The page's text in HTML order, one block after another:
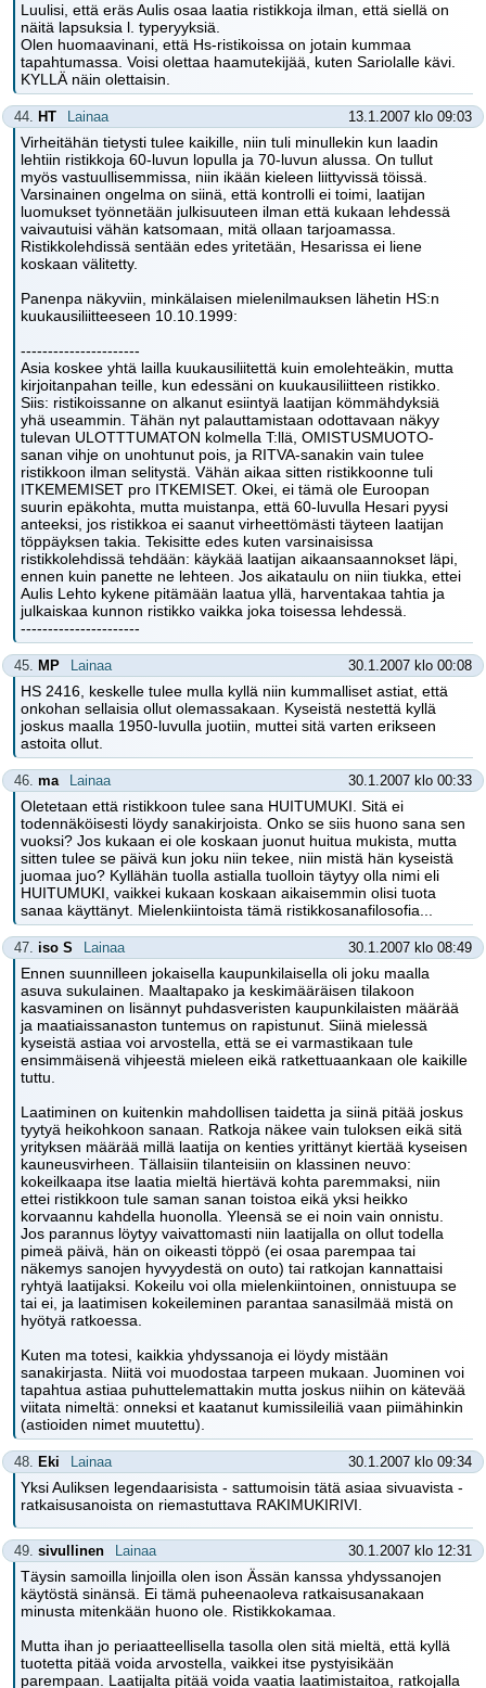
Luulisi, että eräs Aulis osaa laatia ristikkoja ilman, että siellä on
näitä lapsuksia l. typeryyksiä.
Olen huomaavinani, että Hs-ristikoissa on jotain kummaa
tapahtumassa. Voisi olettaa haamutekijää, kuten Sariolalle kävi.
KYLLÄ näin olettaisin.
44. HT Lainaa 13.1.2007 klo 09:03
Virheitähän tietysti tulee kaikille, niin tuli minullekin kun laadin
lehtiin ristikkoja 60-luvun lopulla ja 70-luvun alussa. On tullut
myös vastuullisemmissa, niin ikään kieleen liittyvissä töissä.
Varsinainen ongelma on siinä, että kontrolli ei toimi, laatijan
luomukset työnnetään julkisuuteen ilman että kukaan lehdessä
vaivautuisi vähän katsomaan, mitä ollaan tarjoamassa.
Ristikkolehdissä sentään edes yritetään, Hesarissa ei liene
koskaan välitetty.
Panenpa näkyviin, minkälaisen mielenilmauksen lähetin HS:n
kuukausiliitteeseen 10.10.1999:
----------------------
Asia koskee yhtä lailla kuukausiliitettä kuin emolehteäkin, mutta
kirjoitanpahan teille, kun edessäni on kuukausiliitteen ristikko.
Siis: ristikoissanne on alkanut esiintyä laatijan kömmähdyksiä
yhä useammin. Tähän nyt palauttamistaan odottavaan näkyy
tulevan ULOTTTUMATON kolmella T:llä, OMISTUSMUOTO-
sanan vihje on unohtunut pois, ja RITVA-sanakin vain tulee
ristikkoon ilman selitystä. Vähän aikaa sitten ristikkoonne tuli
ITKEMEMISET pro ITKEMISET. Okei, ei tämä ole Euroopan
suurin epäkohta, mutta muistanpa, että 60-luvulla Hesari pyysi
anteeksi, jos ristikkoa ei saanut virheettömästi täyteen laatijan
töppäyksen takia. Tekisitte edes kuten varsinaisissa
ristikkolehdissä tehdään: käykää laatijan aikaansaannokset läpi,
ennen kuin panette ne lehteen. Jos aikataulu on niin tiukka, ettei
Aulis Lehto kykene pitämään laatua yllä, harventakaa tahtia ja
julkaiskaa kunnon ristikko vaikka joka toisessa lehdessä.
----------------------
45. MP Lainaa 30.1.2007 klo 00:08
HS 2416, keskelle tulee mulla kyllä niin kummalliset astiat, että
onkohan sellaisia ollut olemassakaan. Kyseistä nestettä kyllä
joskus maalla 1950-luvulla juotiin, muttei sitä varten erikseen
astoita ollut.
46. ma Lainaa 30.1.2007 klo 00:33
Oletetaan että ristikkoon tulee sana HUITUMUKI. Sitä ei
todennäköisesti löydy sanakirjoista. Onko se siis huono sana sen
vuoksi? Jos kukaan ei ole koskaan juonut huitua mukista, mutta
sitten tulee se päivä kun joku niin tekee, niin mistä hän kyseistä
juomaa juo? Kyllähän tuolla astialla tuolloin täytyy olla nimi eli
HUITUMUKI, vaikkei kukaan koskaan aikaisemmin olisi tuota
sanaa käyttänyt. Mielenkiintoista tämä ristikkosanafilosofia...
47. iso S Lainaa 30.1.2007 klo 08:49
Ennen suunnilleen jokaisella kaupunkilaisella oli joku maalla
asuva sukulainen. Maaltapako ja keskimääräisen tilakoon
kasvaminen on lisännyt puhdasveristen kaupunkilaisten määrää
ja maatiaissanaston tuntemus on rapistunut. Siinä mielessä
kyseistä astiaa voi arvostella, että se ei varmastikaan tule
ensimmäisenä vihjeestä mieleen eikä ratkettuaankaan ole kaikille
tuttu.
Laatiminen on kuitenkin mahdollisen taidetta ja siinä pitää joskus
tyytyä heikohkoon sanaan. Ratkoja näkee vain tuloksen eikä sitä
yrityksen määrää millä laatija on kenties yrittänyt kiertää kyseisen
kauneusvirheen. Tällaisiin tilanteisiin on klassinen neuvo:
kokeilkaapa itse laatia mieltä hiertävä kohta paremmaksi, niin
ettei ristikkoon tule saman sanan toistoa eikä yksi heikko
korvaannu kahdella huonolla. Yleensä se ei noin vain onnistu.
Jos parannus löytyy vaivattomasti niin laatijalla on ollut todella
pimeä päivä, hän on oikeasti töppö (ei osaa parempaa tai
näkemys sanojen hyvyydestä on outo) tai ratkojan kannattaisi
ryhtyä laatijaksi. Kokeilu voi olla mielenkiintoinen, onnistuupa se
tai ei, ja laatimisen kokeileminen parantaa sanasilmää mistä on
hyötyä ratkoessa.
Kuten ma totesi, kaikkia yhdyssanoja ei löydy mistään
sanakirjasta. Niitä voi muodostaa tarpeen mukaan. Juominen voi
tapahtua astiaa puhuttelemattakin mutta joskus niihin on kätevää
viitata nimeltä: onneksi et kaatanut kumissileiliä vaan piimähinkin
(astioiden nimet muutettu).
48. Eki Lainaa 30.1.2007 klo 09:34
Yksi Auliksen legendaarisista - sattumoisin tätä asiaa sivuavista -
ratkaisusanoista on riemastuttava RAKIMUKIRIVI.
49. sivullinen Lainaa 30.1.2007 klo 12:31
Täysin samoilla linjoilla olen ison Ässän kanssa yhdyssanojen
käytöstä sinänsä. Ei tämä puheenaoleva ratkaisusanakaan
minusta mitenkään huono ole. Ristikkokamaa.
Mutta ihan jo periaatteellisella tasolla olen sitä mieltä, että kyllä
tuotetta pitää voida arvostella, vaikkei itse pystyisikään
parempaan. Laatijalta pitää voida vaatia laatimistaitoa, ratkojalla